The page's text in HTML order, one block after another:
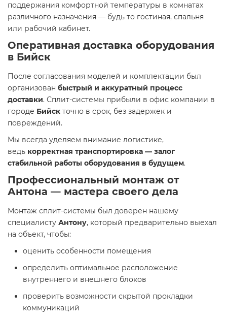
поддержания комфортной температуры в комнатах
различного назначения — будь то гостиная, спальня
или рабочий кабинет.
Оперативная доставка оборудования
в Бийск
После согласования моделей и комплектации был
организован быстрый и аккуратный процесс
доставки. Сплит-системы прибыли в офис компании в
городе Бийск точно в срок, без задержек и
повреждений.
Мы всегда уделяем внимание логистике,
ведь корректная транспортировка — залог
стабильной работы оборудования в будущем.
Профессиональный монтаж от
Антона — мастера своего дела
Монтаж сплит-системы был доверен нашему
специалисту Антону, который предварительно выехал
на объект, чтобы:
оценить особенности помещения
определить оптимальное расположение
внутреннего и внешнего блоков
проверить возможности скрытой прокладки
коммуникаций